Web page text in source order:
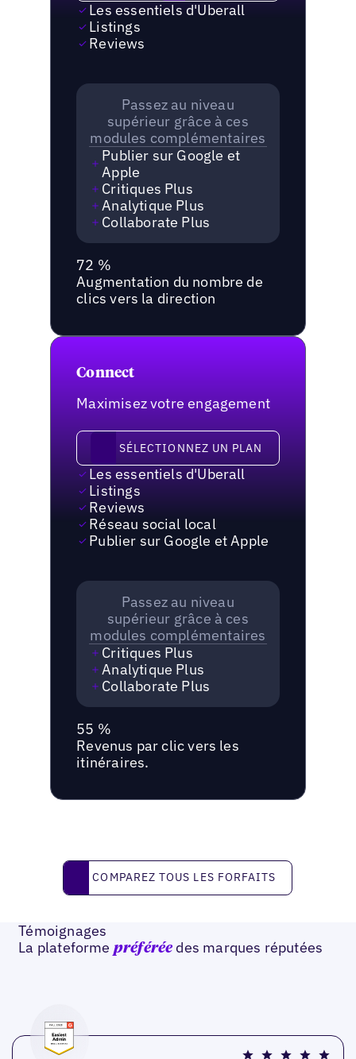
Les essentiels d'Uberall
Listings
Reviews
Passez au niveau
supérieur grâce à ces
modules complémentaires
Publier sur Google et
Apple
Critiques Plus
Analytique Plus
Collaborate Plus
72 %
Augmentation du nombre de
clics vers la direction
Connect
Maximisez votre engagement
Sélectionnez un plan
SÉLECTIONNEZ UN PLAN
Les essentiels d'Uberall
Listings
Reviews
Réseau social local
Publier sur Google et Apple
Passez au niveau
supérieur grâce à ces
modules complémentaires
Critiques Plus
Analytique Plus
Collaborate Plus
55 %
Revenus par clic vers les
itinéraires.
Comparez tous les forfaits
COMPAREZ TOUS LES FORFAITS
Témoignages
La plateforme préférée des marques réputées